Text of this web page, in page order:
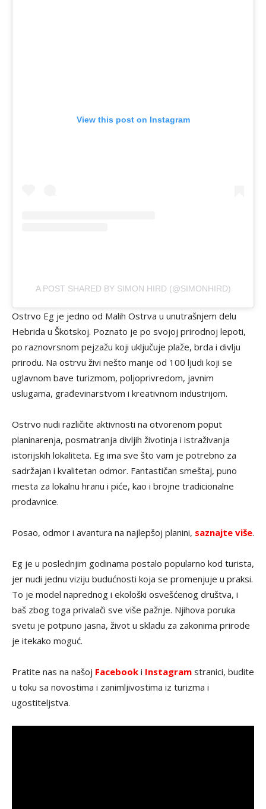
View this post on Instagram
A POST SHARED BY SIMON HIRD (@SIMONHIRD)
Ostrvo Eg je jedno od Malih Ostrva u unutrašnjem delu
Hebrida u Škotskoj. Poznato je po svojoj prirodnoj lepoti,
po raznovrsnom pejzažu koji uključuje plaže, brda i divlju
prirodu. Na ostrvu živi nešto manje od 100 ljudi koji se
uglavnom bave turizmom, poljoprivredom, javnim
uslugama, građevinarstvom i kreativnom industrijom.
Ostrvo nudi različite aktivnosti na otvorenom poput
planinarenja, posmatranja divljih životinja i istraživanja
istorijskih lokaliteta. Eg ima sve što vam je potrebno za
sadržajan i kvalitetan odmor. Fantastičan smeštaj, puno
mesta za lokalnu hranu i piće, kao i brojne tradicionalne
prodavnice.
Posao, odmor i avantura na najlepšoj planini, saznajte više.
Eg je u poslednjim godinama postalo popularno kod turista,
jer nudi jednu viziju budućnosti koja se promenjuje u praksi.
To je model naprednog i ekološki osvešćenog društva, i
baš zbog toga privalači sve više pažnje. Njihova poruka
svetu je potpuno jasna, život u skladu za zakonima prirode
je itekako moguć.
Pratite nas na našoj Facebook i Instagram stranici, budite
u toku sa novostima i zanimljivostima iz turizma i
ugostiteljstva.